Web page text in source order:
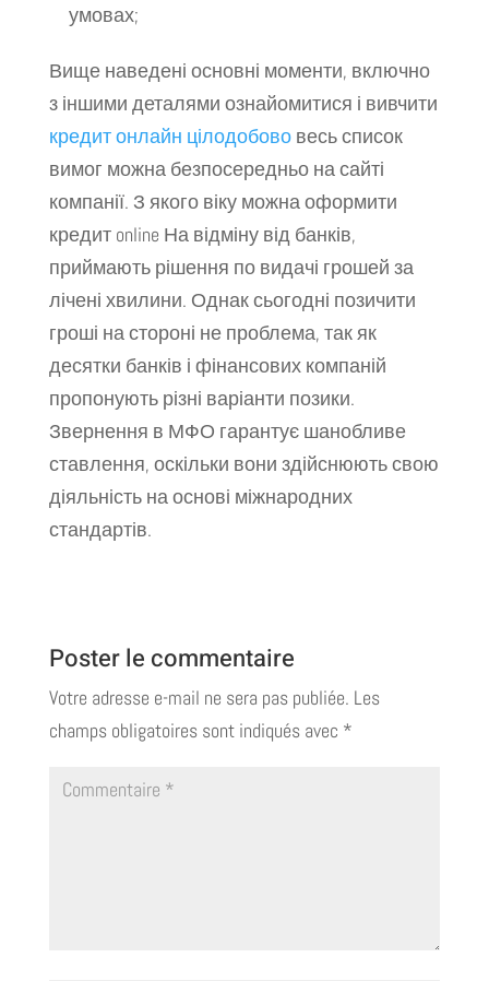
умовах;
Вище наведені основні моменти, включно
з іншими деталями ознайомитися і вивчити
кредит онлайн цілодобововесь список
вимог можна безпосередньо на сайті
компанії. З якого віку можна оформити
кредит online На відміну від банків,
приймають рішення по видачі грошей за
лічені хвилини. Однак сьогодні позичити
гроші на стороні не проблема, так як
десятки банків і фінансових компаній
пропонують різні варіанти позики.
Звернення в МФО гарантує шанобливе
ставлення, оскільки вони здійснюють свою
діяльність на основі міжнародних
стандартів.
Poster le commentaire
Votre adresse e-mail ne sera pas publiée. Les
champs obligatoires sont indiqués avec *